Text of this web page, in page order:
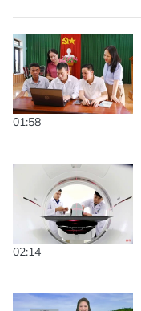
01:58
02:14